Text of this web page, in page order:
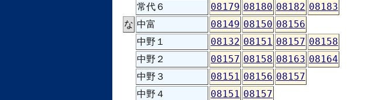
常代６
08179 08180 08182 08183
な 中富 08149 08150 08156
中野１
08132 08151 08157 08158
中野２
08157 08158 08163 08164
中野３
08151 08156 08157
中野４
08151 08157